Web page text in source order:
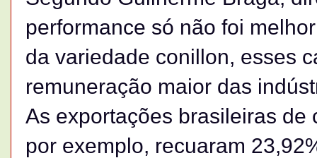
performance só não foi
da variedade conillon, esses
remuneração maior das
As exportações brasileiras de
por exemplo, recuaram